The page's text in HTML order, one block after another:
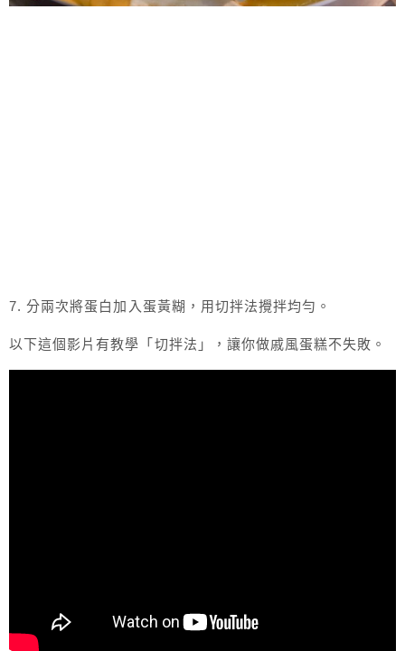
7. 分兩次將蛋白加入蛋黃糊，用切拌法攪拌均勻。
以下這個影片有教學「切拌法」，讓你做戚風蛋糕不失敗。